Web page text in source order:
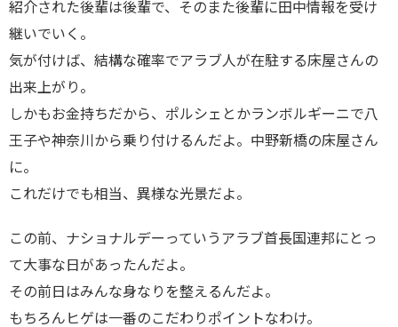
紹介された後輩は後輩で、そのまた後輩に田中情報を受け
継いでいく。
気が付けば、結構な確率でアラブ人が在駐する床屋さんの
出来上がり。
しかもお金持ちだから、ポルシェとかランボルギーニで八
王子や神奈川から乗り付けるんだよ。中野新橋の床屋さん
に。
これだけでも相当、異様な光景だよ。
この前、ナショナルデーっていうアラブ首長国連邦にとっ
て大事な日があったんだよ。
その前日はみんな身なりを整えるんだよ。
もちろんヒゲは一番のこだわりポイントなわけ。